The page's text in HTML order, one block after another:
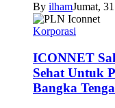
By ilhamJumat,
Korporasi
ICONNET
Sehat Untuk
Bangka